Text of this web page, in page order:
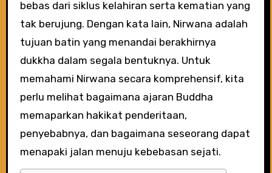
bebas dari siklus kelahiran serta kematian yang
tak berujung. Dengan kata lain, Nirwana adalah
tujuan batin yang menandai berakhirnya
dukkha dalam segala bentuknya. Untuk
memahami Nirwana secara komprehensif, kita
perlu melihat bagaimana ajaran Buddha
memaparkan hakikat penderitaan,
penyebabnya, dan bagaimana seseorang dapat
menapaki jalan menuju kebebasan sejati.